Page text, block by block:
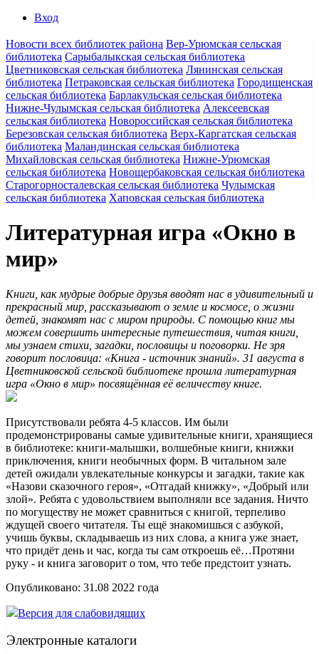
Вход
Новости всех библиотек района Вер-Урюмская сельская
библиотека Сарыбалыкская сельская библиотека
Цветниковская сельская библиотека Лянинская сельская
библиотека Петраковская сельская библиотека Городищенская
сельская библиотека Барлакульская сельская библиотека
Нижне-Чулымская сельская библиотека Алексеевская
сельская библиотека Новороссийская сельская библиотека
Березовская сельская библиотека Верх-Каргатская сельская
библиотека Маландинская сельская библиотека
Михайловская сельская библиотека Нижне-Урюмская
сельская библиотека Новощербаковская сельская библиотека
Старогорносталевская сельская библиотека Чулымская
сельская библиотека Хаповская сельская библиотека
Литературная игра «Окно в
мир»
Книги, как мудрые добрые друзья вводят нас в удивительный и
прекрасный мир, рассказывают о земле и космосе, о жизни
детей, знакомят нас с миром природы. С помощью книг мы
можем совершить интересные путешествия, читая книги,
мы узнаем стихи, загадки, пословицы и поговорки. Не зря
говорит пословица: «Книга - источник знаний». 31 августа в
Цветниковской сельской библиотеке прошла литературная
игра «Окно в мир» посвящённая её величеству книге.
Присутствовали ребята 4-5 классов. Им были
продемонстрированы самые удивительные книги, хранящиеся
в библиотеке: книги-малышки, волшебные книги, книжки
приключения, книги необычных форм. В читальном зале
детей ожидали увлекательные конкурсы и загадки, такие как
«Назови сказочного героя», «Отгадай книжку», «Добрый или
злой». Ребята с удовольствием выполняли все задания. Ничто
по могуществу не может сравниться с книгой, терпеливо
ждущей своего читателя. Ты ещё знакомишься с азбукой,
учишь буквы, складываешь из них слова, а книга уже знает,
что придёт день и час, когда ты сам откроешь её…Протяни
руку - и книга заговорит о том, что тебе предстоит узнать.
Опубликовано: 31.08 2022 года
Версия для слабовидящих
Электронные каталоги